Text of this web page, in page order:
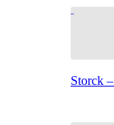
Storck